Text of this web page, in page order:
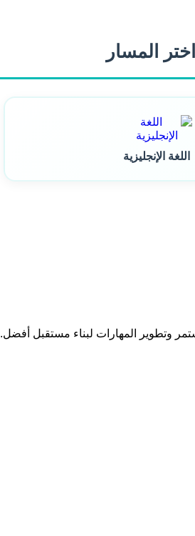
اختر المسار
اللغة الإنجليزية
وتطوير المهارات لبناء مستقبل أفضل.